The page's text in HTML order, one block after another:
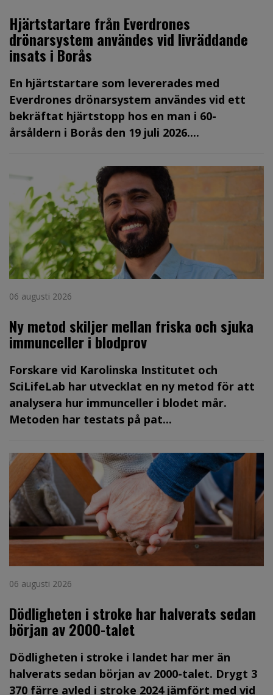
Hjärtstartare från Everdrones
drönarsystem användes vid livräddande
insats i Borås
En hjärtstartare som levererades med
Everdrones drönarsystem användes vid ett
bekräftat hjärtstopp hos en man i 60-
årsåldern i Borås den 19 juli 2026....
06 augusti 2026
Ny metod skiljer mellan friska och sjuka
immunceller i blodprov
Forskare vid Karolinska Institutet och
SciLifeLab har utvecklat en ny metod för att
analysera hur immunceller i blodet mår.
Metoden har testats på pat...
06 augusti 2026
Dödligheten i stroke har halverats sedan
början av 2000-talet
Dödligheten i stroke i landet har mer än
halverats sedan början av 2000-talet. Drygt 3
370 färre avled i stroke 2024 jämfört med vid